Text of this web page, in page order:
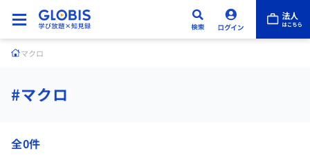
マクロ
#マクロ
全0件